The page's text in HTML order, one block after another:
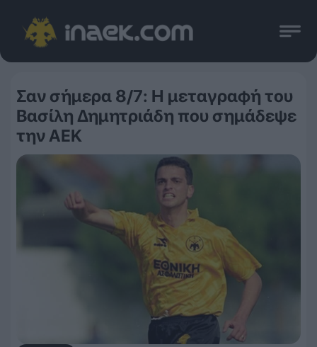
Σαν σήμερα 8/7: Η μεταγραφή του
Βασίλη Δημητριάδη που σημάδεψε
την ΑΕΚ